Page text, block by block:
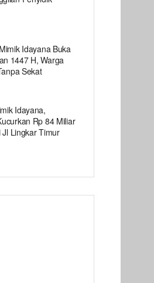
Idayana Buka
1447 H, Warga
Sekat
Idayana,
Rp 84 Miliar
Lingkar Timur